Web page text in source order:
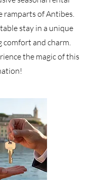
ramparts of Antibes.
stay in a unique
comfort and charm.
the magic of this